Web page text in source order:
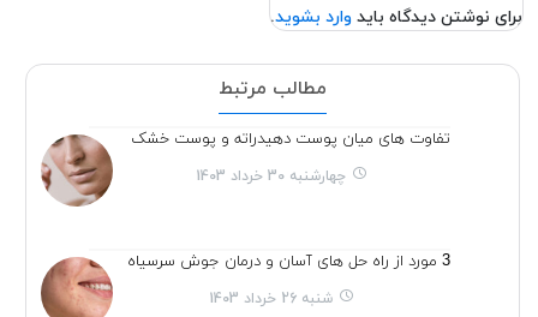
برای نوشتن دیدگاه باید وارد بشوید.
مطالب مرتبط
تفاوت های میان پوست دهیدراته و پوست خشک
چهارشنبه 30 خرداد 1403
3 مورد از راه حل های آسان و درمان جوش سرسیاه
شنبه 26 خرداد 1403